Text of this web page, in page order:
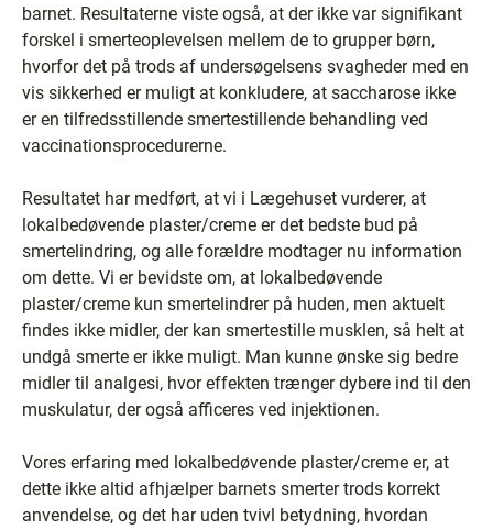
barnet. Resultaterne viste også, at der ikke var signifikant
forskel i smerteoplevelsen mellem de to grupper børn,
hvorfor det på trods af undersøgelsens svagheder med en
vis sikkerhed er muligt at konkludere, at saccharose ikke
er en tilfredsstillende smertestillende behandling ved
vaccinationsprocedurerne.
Resultatet har medført, at vi i Lægehuset vurderer, at
lokalbedøvende plaster/creme er det bedste bud på
smertelindring, og alle forældre modtager nu information
om dette. Vi er bevidste om, at lokalbedøvende
plaster/creme kun smertelindrer på huden, men aktuelt
findes ikke midler, der kan smertestille musklen, så helt at
undgå smerte er ikke muligt. Man kunne ønske sig bedre
midler til analgesi, hvor effekten trænger dybere ind til den
muskulatur, der også afficeres ved injektionen.
Vores erfaring med lokalbedøvende plaster/creme er, at
dette ikke altid afhjælper barnets smerter trods korrekt
anvendelse, og det har uden tvivl betydning, hvordan